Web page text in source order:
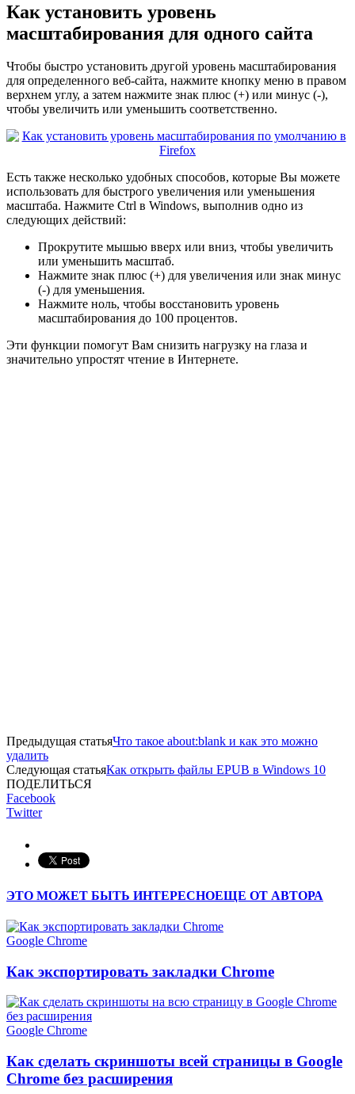
Как установить уровень
масштабирования для одного сайта
Чтобы быстро установить другой уровень масштабирования
для определенного веб-сайта, нажмите кнопку меню в правом
верхнем углу, а затем нажмите знак плюс (+) или минус (-),
чтобы увеличить или уменьшить соответственно.
Есть также несколько удобных способов, которые Вы можете
использовать для быстрого увеличения или уменьшения
масштаба. Нажмите Ctrl в Windows, выполнив одно из
следующих действий:
Прокрутите мышью вверх или вниз, чтобы увеличить
или уменьшить масштаб.
Нажмите знак плюс (+) для увеличения или знак минус
(-) для уменьшения.
Нажмите ноль, чтобы восстановить уровень
масштабирования до 100 процентов.
Эти функции помогут Вам снизить нагрузку на глаза и
значительно упростят чтение в Интернете.
Предыдущая статьяЧто такое about:blank и как это можно
удалить
Следующая статьяКак открыть файлы EPUB в Windows 10
ПОДЕЛИТЬСЯ
Facebook
Twitter
ЭТО МОЖЕТ БЫТЬ ИНТЕРЕСНОЕЩЕ ОТ АВТОРА
Google Chrome
Как экспортировать закладки Chrome
Google Chrome
Как сделать скриншоты всей страницы в Google
Chrome без расширения